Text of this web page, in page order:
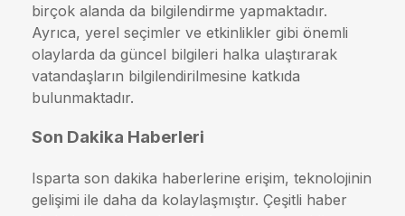
birçok alanda da bilgilendirme yapmaktadır.
Ayrıca, yerel seçimler ve etkinlikler gibi önemli
olaylarda da güncel bilgileri halka ulaştırarak
vatandaşların bilgilendirilmesine katkıda
bulunmaktadır.
Son Dakika Haberleri
Isparta son dakika haberlerine erişim, teknolojinin
gelişimi ile daha da kolaylaşmıştır. Çeşitli haber